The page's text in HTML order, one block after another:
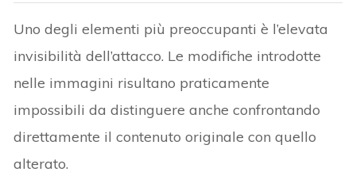
Uno degli elementi più preoccupanti è l’elevata
invisibilità dell’attacco. Le modifiche introdotte
nelle immagini risultano praticamente
impossibili da distinguere anche confrontando
direttamente il contenuto originale con quello
alterato.